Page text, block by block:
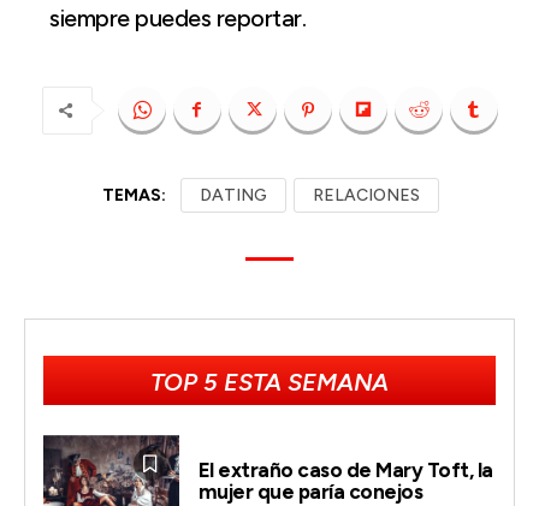
siempre puedes reportar.
TEMAS: DATING RELACIONES
TOP 5 ESTA SEMANA
El extraño caso de Mary Toft, la
mujer que paría conejos